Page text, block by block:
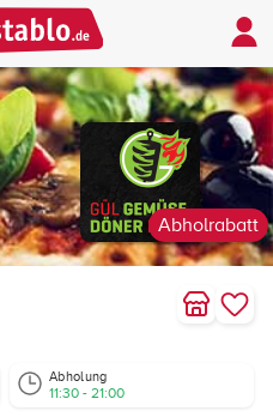
Abholrabatt
Abholung
11:30 - 21:00